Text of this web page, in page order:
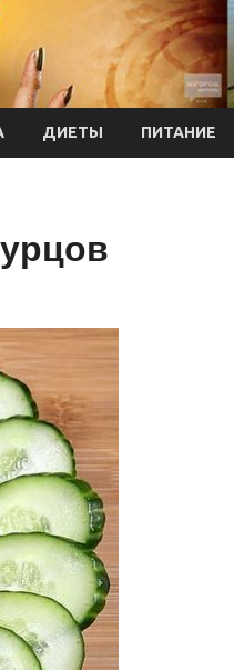
ДИЕТЫ ПИТАНИЕ